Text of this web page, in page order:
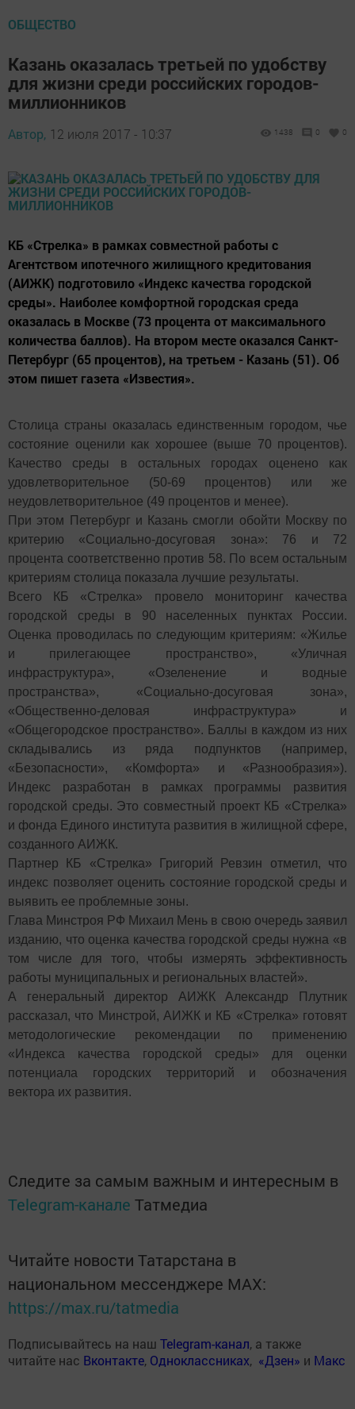
ОБЩЕСТВО
Казань оказалась третьей по удобству
для жизни среди российских городов-
миллионников
Автор, 12 июля 2017 - 10:37 1438 0 0
КБ «Стрелка» в рамках совместной работы с
Агентством ипотечного жилищного кредитования
(АИЖК) подготовило «Индекс качества городской
среды». Наиболее комфортной городская среда
оказалась в Москве (73 процента от максимального
количества баллов). На втором месте оказался Санкт-
Петербург (65 процентов), на третьем - Казань (51). Об
этом пишет газета «Известия».
Столица страны оказалась единственным городом, чье
состояние оценили как хорошее (выше 70 процентов).
Качество среды в остальных городах оценено как
удовлетворительное (50-69 процентов) или же
неудовлетворительное (49 процентов и менее).
При этом Петербург и Казань смогли обойти Москву по
критерию «Социально-досуговая зона»: 76 и 72
процента соответственно против 58. По всем остальным
критериям столица показала лучшие результаты.
Всего КБ «Стрелка» провело мониторинг качества
городской среды в 90 населенных пунктах России.
Оценка проводилась по следующим критериям: «Жилье
и прилегающее пространство», «Уличная
инфраструктура», «Озеленение и водные
пространства», «Социально-досуговая зона»,
«Общественно-деловая инфраструктура» и
«Общегородское пространство». Баллы в каждом из них
складывались из ряда подпунктов (например,
«Безопасности», «Комфорта» и «Разнообразия»).
Индекс разработан в рамках программы развития
городской среды. Это совместный проект КБ «Стрелка»
и фонда Единого института развития в жилищной сфере,
созданного АИЖК.
Партнер КБ «Стрелка» Григорий Ревзин отметил, что
индекс позволяет оценить состояние городской среды и
выявить ее проблемные зоны.
Глава Минстроя РФ Михаил Мень в свою очередь заявил
изданию, что оценка качества городской среды нужна «в
том числе для того, чтобы измерять эффективность
работы муниципальных и региональных властей».
А генеральный директор АИЖК Александр Плутник
рассказал, что Минстрой, АИЖК и КБ «Стрелка» готовят
методологические рекомендации по применению
«Индекса качества городской среды» для оценки
потенциала городских территорий и обозначения
вектора их развития.
Следите за самым важным и интересным в
Telegram-канале Татмедиа
Читайте новости Татарстана в
национальном мессенджере MАХ:
https://max.ru/tatmedia
Подписывайтесь на наш Telegram-канал, а также
читайте нас Вконтакте, Одноклассниках, «Дзен» и Макс